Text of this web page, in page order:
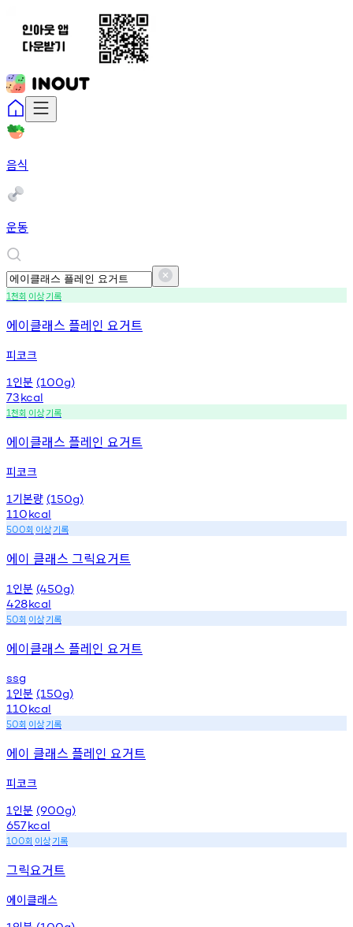
음식
운동
1천회 이상기록
에이클래스 플레인 요거트
피코크
1 인분 (100g)
73kcal
1천회 이상기록
에이클래스 플레인 요거트
피코크
1 기본량 (150g)
110kcal
500회 이상기록
에이 클래스 그릭요거트
1 인분 (450g)
428kcal
50회 이상기록
에이클래스 플레인 요거트
ssg
1 인분 (150g)
110kcal
50회 이상기록
에이 클래스 플레인 요거트
피코크
1 인분 (900g)
657kcal
100회 이상기록
그릭요거트
에이클래스